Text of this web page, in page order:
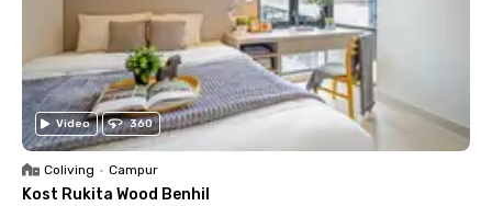
Video 360
Coliving • Campur
Kost Rukita Wood Benhil